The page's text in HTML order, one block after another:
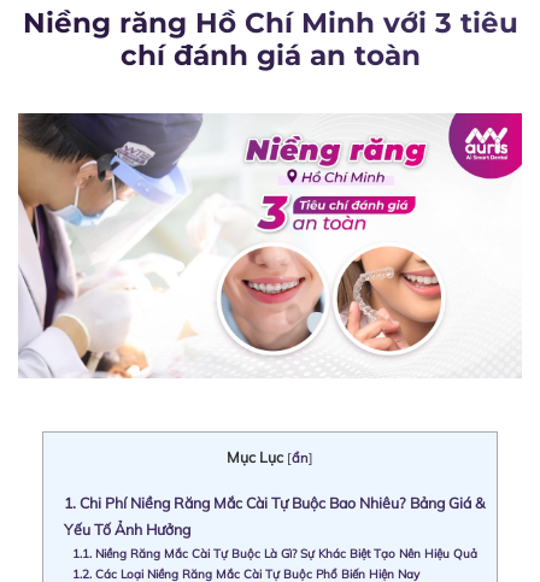
Niềng răng Hồ Chí Minh với 3 tiêu
chí đánh giá an toàn
Mục Lục [ẩn]
1. Chi Phí Niềng Răng Mắc Cài Tự Buộc Bao Nhiêu? Bảng Giá &
Yếu Tố Ảnh Hưởng
1.1. Niềng Răng Mắc Cài Tự Buộc Là Gì? Sự Khác Biệt Tạo Nên Hiệu Quả
1.2. Các Loại Niềng Răng Mắc Cài Tự Buộc Phổ Biến Hiện Nay